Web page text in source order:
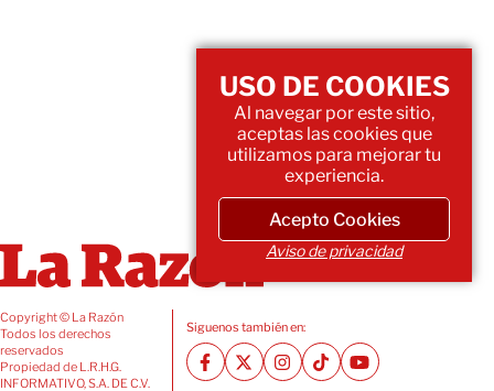
Copyright © La Razón
Todos los derechos
reservados
Propiedad de L.R.H.G.
INFORMATIVO, S.A. DE C.V.
Siguenos también en:
USO DE COOKIES
Al navegar por este sitio,
aceptas las cookies que
utilizamos para mejorar tu
experiencia.
Acepto Cookies
Aviso de privacidad